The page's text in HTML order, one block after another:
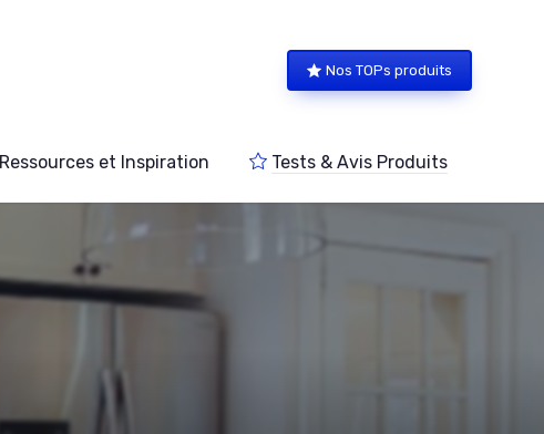
Nos TOPs produits
Ressources et Inspiration Tests & Avis Produits